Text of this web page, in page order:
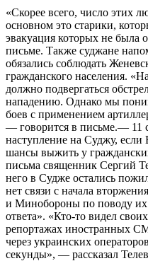
«Cкорее всего, число этих
основном это старики,
эвакуация которых не была
письме. Также суджане
обязались соблюдать
гражданского населения.
должно подвергаться
нападению. Однако мы
боев с применением
— говорится в письме.— 11
наступление на Суджу,
шансы выжить у
письма священник Сергий
него в Судже остались
нет связи с начала
и Минобороны по поводу их
ответа». «Кто-то видел
репортажах иностранных
через украинских
секунды», — рассказал